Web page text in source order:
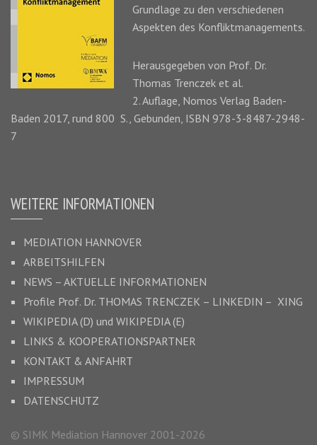
Grundlage zu den verschiedenen
Aspekten des Konfliktmanagements.
Herausgegeben von Prof. Dr.
Thomas Trenczek et al.
2. Auflage, Nomos Verlag Baden-
Baden 2017, rund 800 S., Gebunden, ISBN 978-3-8487-2948-
7
WEITERE INFORMATIONEN
MEDIATION HANNOVER
ARBEITSHILFEN
NEWS – AKTUELLE INFORMATIONEN
Profile Prof. Dr. THOMAS TRENCZEK – LINKEDIN – XING
WIKIPEDIA (D) und WIKIPEDIA (E)
LINKS & KOOPERATIONSPARTNER
KONTAKT & ANFAHRT
IMPRESSUM
DATENSCHUTZ
© SIMK Mediation Hannover 2001-2026